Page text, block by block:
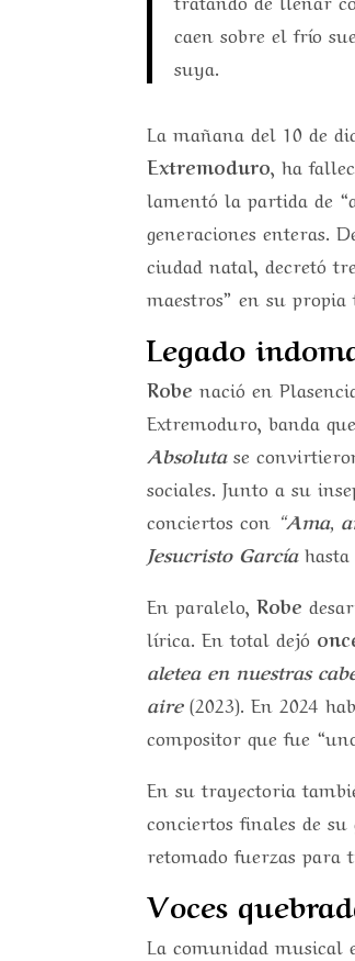
caen sobre el frío
suya.
La mañana del 10 de
Extremoduro, ha
lamentó la partida de
generaciones enteras.
ciudad natal, decretó
maestros” en su
Legado
Robenació en
Extremoduro, banda
Absolutase
sociales. Junto a su
conciertos con “Ama,
Jesucristo García
En paralelo,Robe
lírica. En total dejó
aletea en nuestras
aire(2023). En 2024
compositor que fue
En su trayectoria
conciertos finales de su
retomado fuerzas para
Voces
La comunidad musical